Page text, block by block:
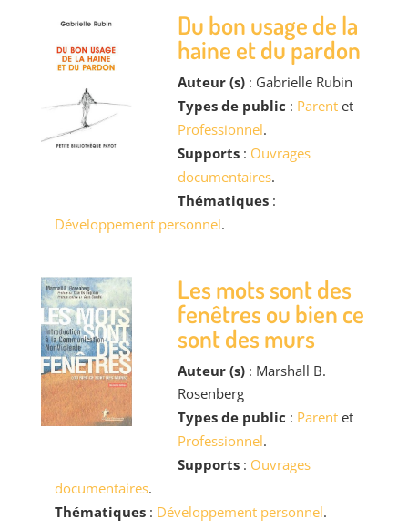
Du bon usage de la
haine et du pardon
Auteur (s): Gabrielle Rubin
Types de public : Parentet
Professionnel.
Supports: Ouvrages
documentaires.
Thématiques:
Développement personnel.
Les mots sont des
fenêtres ou bien ce
sont des murs
Auteur (s): Marshall B.
Rosenberg
Types de public : Parentet
Professionnel.
Supports: Ouvrages
documentaires.
Thématiques: Développement personnel.